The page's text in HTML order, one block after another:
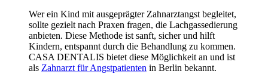
Wer ein Kind mit ausgeprägter Zahnarztangst begleitet,
sollte gezielt nach Praxen fragen, die Lachgassedierung
anbieten. Diese Methode ist sanft, sicher und hilft
Kindern, entspannt durch die Behandlung zu kommen.
CASA DENTALIS bietet diese Möglichkeit an und ist
als Zahnarzt für Angstpatienten in Berlin bekannt.